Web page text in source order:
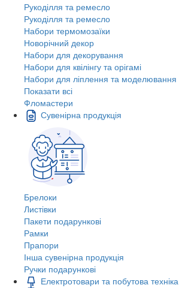
Рукоділля та ремесло
Рукоділля та ремесло
Набори термомозаїки
Новорічний декор
Набори для декорування
Набори для квілінгу та орігамі
Набори для ліплення та моделювання
Показати всі
Фломастери
Сувенірна продукція
Брелоки
Листівки
Пакети подарункові
Рамки
Прапори
Інша сувенірна продукція
Ручки подарункові
Електротовари та побутова техніка